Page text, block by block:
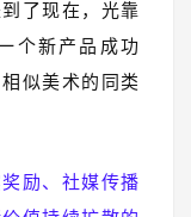
了现在，光靠
个新产品成功
似美术的同类
励、社媒传播